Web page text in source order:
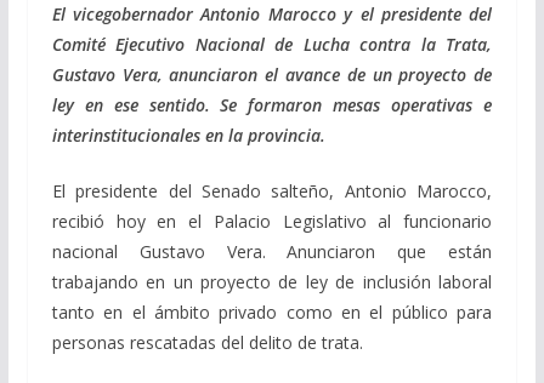
El vicegobernador Antonio Marocco y el presidente del
Comité Ejecutivo Nacional de Lucha contra la Trata,
Gustavo Vera, anunciaron el avance de un proyecto de
ley en ese sentido. Se formaron mesas operativas e
interinstitucionales en la provincia.
El presidente del Senado salteño, Antonio Marocco,
recibió hoy en el Palacio Legislativo al funcionario
nacional Gustavo Vera. Anunciaron que están
trabajando en un proyecto de ley de inclusión laboral
tanto en el ámbito privado como en el público para
personas rescatadas del delito de trata.